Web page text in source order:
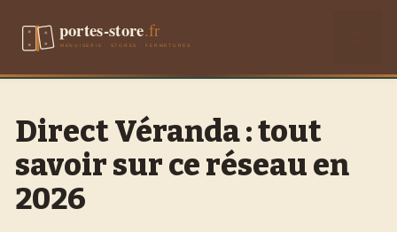
Direct Véranda : tout
savoir sur ce réseau en
2026